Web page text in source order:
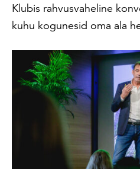
Klubis rahvusvaheline
kuhu kogunesid oma ala